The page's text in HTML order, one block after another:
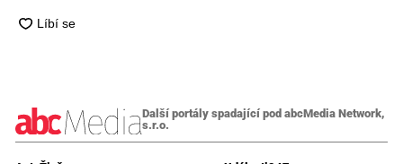
Další portály spadající pod abcMedia Network,
s.r.o.